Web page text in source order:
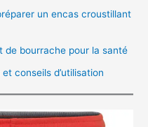
un encas croustillant
de bourrache pour la santé
conseils d’utilisation